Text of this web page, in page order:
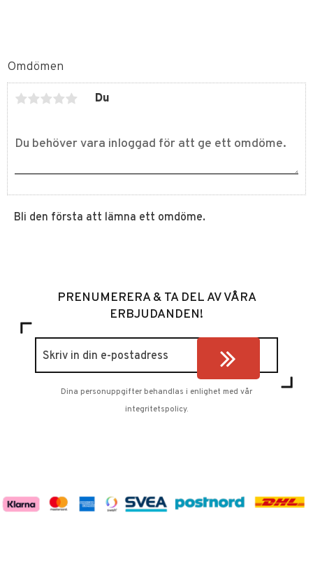
Omdömen
Du
Bli den första att lämna ett omdöme.
PRENUMERERA & TA DEL AV VÅRA
ERBJUDANDEN!
Dina personuppgifter behandlas i enlighet med vår
integritetspolicy.